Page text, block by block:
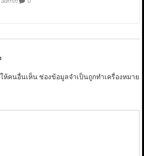
ห้คนอื่นเห็น ช่องข้อมูลจำเป็นถูกทำเครื่องหมาย